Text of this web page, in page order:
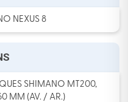
NEXUS 8
SHIMANO MT200,
MM (AV. / AR.)